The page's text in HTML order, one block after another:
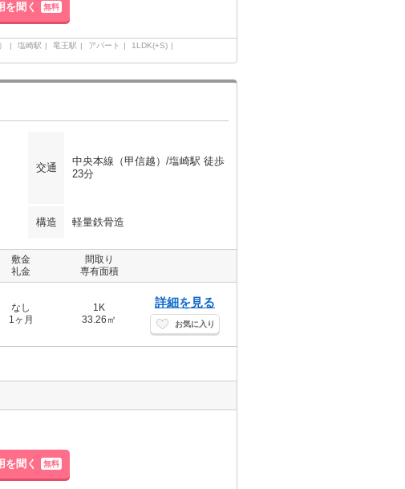
を聞く 無料
塩崎駅 竜王駅 アパート
1LDK(+S)
交通
中央本線（甲信越）/塩崎駅 徒歩
23分
構造 軽量鉄骨造
敷金
礼金
間取り
専有面積
なし
1ヶ月
1K
33.26㎡
詳細を見る
お気に入り
を聞く 無料